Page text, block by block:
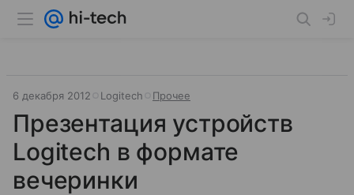
6 декабря 2012 Logitech Прочее
Презентация устройств
Logitech в формате
вечеринки